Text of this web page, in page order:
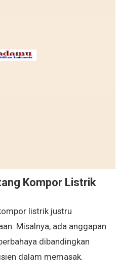
Kompor Listrik
listrik justru
Misalnya, ada anggapan
dibandingkan
dalam memasak.